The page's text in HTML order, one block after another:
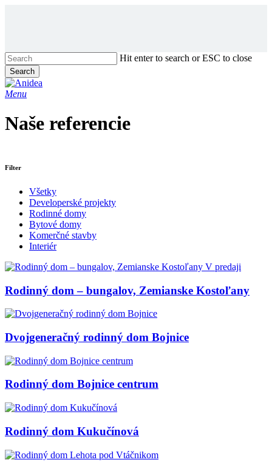
Hit enter to search or ESC to close
Search
Close
Search
Menu
Naše referencie
Filter
Všetky
Developerské projekty
Rodinné domy
Bytové domy
Komerčné stavby
Interiér
V predaji
Rodinný dom – bungalov, Zemianske Kostoľany
Dvojgeneračný rodinný dom Bojnice
Rodinný dom Bojnice centrum
Rodinný dom Kukučínová